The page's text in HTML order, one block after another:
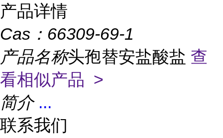
产品详情
Cas： 66309-69-1
产品名称头孢替安盐酸盐 查
看相似产品 >
简介 ...
联系我们